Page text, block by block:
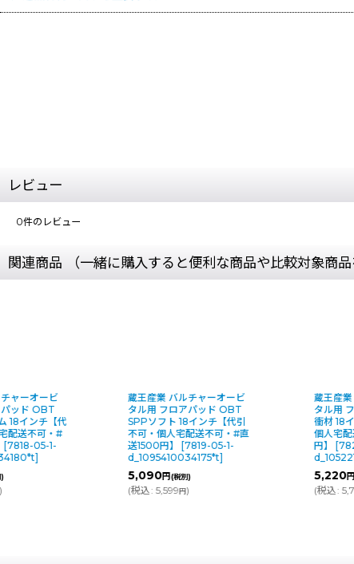
レビュー
0件のレビュー
関連商品 （一緒に購入すると便利な商品や比較対象商品
ャーオービ
ッド OBT
18インチ【代
配送不可・#
[7818-05-1-
]
)
蔵王産業 バルチャーオービ
タル用 フロアパッド OBT
SPPソフト 18インチ【代引
不可・個人宅配送不可・#直
送1500円】
[7819-05-1-
d_1095410034175*t]
5,090円(税別)
(税込: 5,599円)
蔵王産
タル用
衝材 18
個人宅
円】
[
5,220円
(税込: